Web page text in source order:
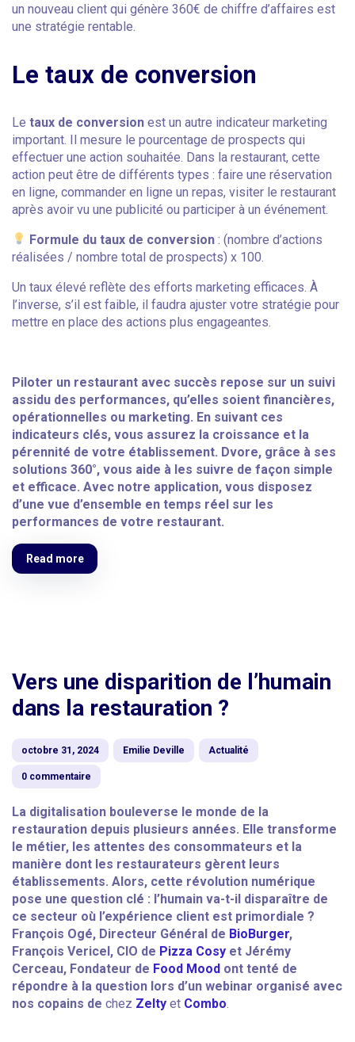
un nouveau client qui génère 360€ de chiffre d’affaires est
une stratégie rentable.
Le taux de conversion
Le taux de conversion est un autre indicateur marketing
important. Il mesure le pourcentage de prospects qui
effectuer une action souhaitée. Dans la restaurant, cette
action peut être de différents types : faire une réservation
en ligne, commander en ligne un repas, visiter le restaurant
après avoir vu une publicité ou participer à un événement.
Formule du taux de conversion : (nombre d’actions
réalisées / nombre total de prospects) x 100.
Un taux élevé reflète des efforts marketing efficaces. À
l’inverse, s’il est faible, il faudra ajuster votre stratégie pour
mettre en place des actions plus engageantes.
Piloter un restaurant avec succès repose sur un suivi
assidu des performances, qu’elles soient financières,
opérationnelles ou marketing. En suivant ces
indicateurs clés, vous assurez la croissance et la
pérennité de votre établissement. Dvore, grâce à ses
solutions 360°, vous aide à les suivre de façon simple
et efficace. Avec notre application, vous disposez
d’une vue d’ensemble en temps réel sur les
performances de votre restaurant.
Read more
Vers une disparition de l’humain
dans la restauration ?
octobre 31, 2024 Emilie Deville Actualité
0 commentaire
La digitalisation bouleverse le monde de la
restauration depuis plusieurs années. Elle transforme
le métier, les attentes des consommateurs et la
manière dont les restaurateurs gèrent leurs
établissements. Alors, cette révolution numérique
pose une question clé : l’humain va-t-il disparaître de
ce secteur où l’expérience client est primordiale ?
François Ogé, Directeur Général de BioBurger,
François Vericel, CIO de Pizza Cosy et Jérémy
Cerceau, Fondateur de Food Mood ont tenté de
répondre à la question lors d’un webinar organisé avec
nos copains de chez Zelty et Combo.